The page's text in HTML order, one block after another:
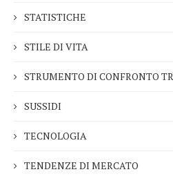
STATISTICHE
STILE DI VITA
STRUMENTO DI CONFRONTO
SUSSIDI
TECNOLOGIA
TENDENZE DI MERCATO